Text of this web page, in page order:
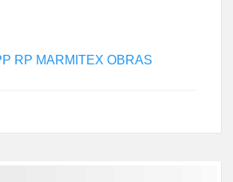
RP MARMITEX OBRAS